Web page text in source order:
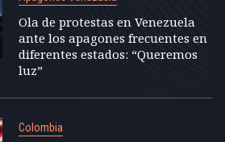
Ola de protestas en Venezuela
ante los apagones frecuentes en
diferentes estados: “Queremos
luz”
Colombia